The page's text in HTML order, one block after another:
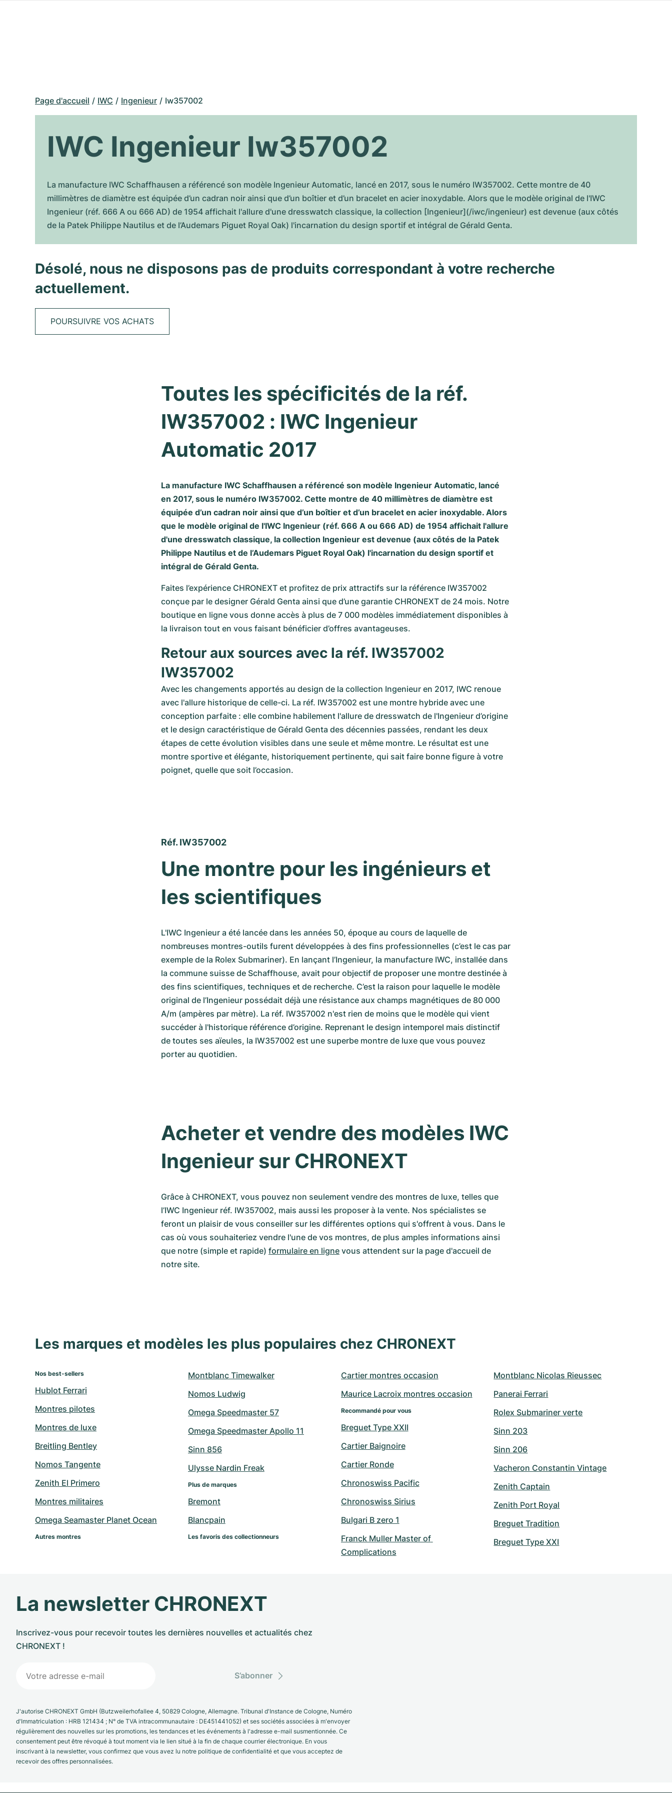
Page d'accueil IWC Ingenieur Iw357002
IWC Ingenieur Iw357002
La manufacture IWC Schaffhausen a référencé son modèle Ingenieur Automatic, lancé en 2017, sous le numéro IW357002. Cette montre de 40
millimètres de diamètre est équipée d’un cadran noir ainsi que d’un boîtier et d’un bracelet en acier inoxydable. Alors que le modèle original de l'IWC
Ingenieur (réf. 666 A ou 666 AD) de 1954 affichait l'allure d'une dresswatch classique, la collection [Ingenieur](/iwc/ingenieur) est devenue (aux côtés
de la Patek Philippe Nautilus et de l’Audemars Piguet Royal Oak) l'incarnation du design sportif et intégral de Gérald Genta.
Désolé, nous ne disposons pas de produits correspondant à votre recherche
actuellement.
POURSUIVRE VOS ACHATS
Toutes les spécificités de la réf.
IW357002 : IWC Ingenieur
Automatic 2017
La manufacture IWC Schaffhausen a référencé son modèle Ingenieur Automatic, lancé
en 2017, sous le numéro IW357002. Cette montre de 40 millimètres de diamètre est
équipée d’un cadran noir ainsi que d’un boîtier et d’un bracelet en acier inoxydable. Alors
que le modèle original de l'IWC Ingenieur (réf. 666 A ou 666 AD) de 1954 affichait l'allure
d'une dresswatch classique, la collection Ingenieur est devenue (aux côtés de la Patek
Philippe Nautilus et de l’Audemars Piguet Royal Oak) l'incarnation du design sportif et
intégral de Gérald Genta.
Faites l’expérience CHRONEXT et profitez de prix attractifs sur la référence IW357002
conçue par le designer Gérald Genta ainsi que d’une garantie CHRONEXT de 24 mois. Notre
boutique en ligne vous donne accès à plus de 7 000 modèles immédiatement disponibles à
la livraison tout en vous faisant bénéficier d’offres avantageuses.
Retour aux sources avec la réf. IW357002
IW357002
Avec les changements apportés au design de la collection Ingenieur en 2017, IWC renoue
avec l'allure historique de celle-ci. La réf. IW357002 est une montre hybride avec une
conception parfaite : elle combine habilement l'allure de dresswatch de l'Ingenieur d’origine
et le design caractéristique de Gérald Genta des décennies passées, rendant les deux
étapes de cette évolution visibles dans une seule et même montre. Le résultat est une
montre sportive et élégante, historiquement pertinente, qui sait faire bonne figure à votre
poignet, quelle que soit l’occasion.
Réf. IW357002
Une montre pour les ingénieurs et
les scientifiques
L'IWC Ingenieur a été lancée dans les années 50, époque au cours de laquelle de
nombreuses montres-outils furent développées à des fins professionnelles (c’est le cas par
exemple de la Rolex Submariner). En lançant l’Ingenieur, la manufacture IWC, installée dans
la commune suisse de Schaffhouse, avait pour objectif de proposer une montre destinée à
des fins scientifiques, techniques et de recherche. C’est la raison pour laquelle le modèle
original de l’Ingenieur possédait déjà une résistance aux champs magnétiques de 80 000
A/m (ampères par mètre). La réf. IW357002 n'est rien de moins que le modèle qui vient
succéder à l'historique référence d’origine. Reprenant le design intemporel mais distinctif
de toutes ses aïeules, la IW357002 est une superbe montre de luxe que vous pouvez
porter au quotidien.
Acheter et vendre des modèles IWC
Ingenieur sur CHRONEXT
Grâce à CHRONEXT, vous pouvez non seulement vendre des montres de luxe, telles que
l’IWC Ingenieur réf. IW357002, mais aussi les proposer à la vente. Nos spécialistes se
feront un plaisir de vous conseiller sur les différentes options qui s'offrent à vous. Dans le
cas où vous souhaiteriez vendre l'une de vos montres, de plus amples informations ainsi
que notre (simple et rapide) formulaire en ligne vous attendent sur la page d'accueil de
notre site.
Les marques et modèles les plus populaires chez CHRONEXT
Nos best-sellers
Hublot Ferrari
Montres pilotes
Montres de luxe
Breitling Bentley
Nomos Tangente
Zenith El Primero
Montres militaires
Omega Seamaster Planet Ocean
Autres montres
Montblanc Timewalker
Nomos Ludwig
Omega Speedmaster 57
Omega Speedmaster Apollo 11
Sinn 856
Ulysse Nardin Freak
Plus de marques
Bremont
Blancpain
Les favoris des collectionneurs
Cartier montres occasion
Maurice Lacroix montres occasion
Recommandé pour vous
Breguet Type XXII
Cartier Baignoire
Cartier Ronde
Chronoswiss Pacific
Chronoswiss Sirius
Bulgari B zero 1
Franck Muller Master of
Complications
Montblanc Nicolas Rieussec
Panerai Ferrari
Rolex Submariner verte
Sinn 203
Sinn 206
Vacheron Constantin Vintage
Zenith Captain
Zenith Port Royal
Breguet Tradition
Breguet Type XXI
La newsletter CHRONEXT
Inscrivez-vous pour recevoir toutes les dernières nouvelles et actualités chez
CHRONEXT !
S’abonner
J'autorise CHRONEXT GmbH (Butzweilerhofallee 4, 50829 Cologne, Allemagne. Tribunal d'Instance de Cologne, Numéro
d'Immatriculation : HRB 121434 ; N° de TVA intracommunautaire : DE451441052) et ses sociétés associées à m'envoyer
régulièrement des nouvelles sur les promotions, les tendances et les événements à l'adresse e-mail susmentionnée. Ce
consentement peut être révoqué à tout moment via le lien situé à la fin de chaque courrier électronique. En vous
inscrivant à la newsletter, vous confirmez que vous avez lu notre politique de confidentialité et que vous acceptez de
recevoir des offres personnalisées.